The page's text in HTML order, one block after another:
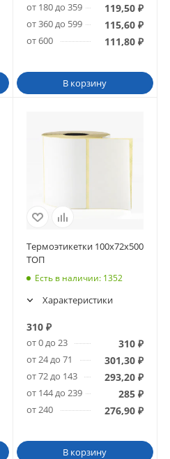
от 180 до 359 119,50 ₽
от 360 до 599 115,60 ₽
от 600 111,80 ₽
В корзину
Термоэтикетки 100х72х500
ТОП
Есть в наличии: 1352
Характеристики
310₽
от 0 до 23 310 ₽
от 24 до 71 301,30 ₽
от 72 до 143 293,20 ₽
от 144 до 239 285 ₽
от 240 276,90 ₽
В корзину